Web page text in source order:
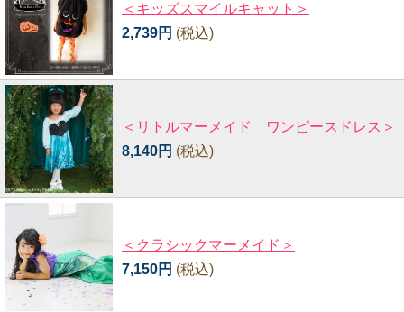
＜キッズスマイルキャット＞
2,739円 (税込)
＜リトルマーメイド ワンピースドレス＞
8,140円 (税込)
＜クラシックマーメイド＞
7,150円 (税込)